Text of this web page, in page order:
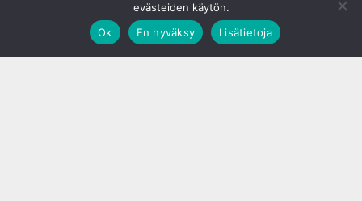
evästeiden käytön.
Ok
En hyväksy Lisätietoja